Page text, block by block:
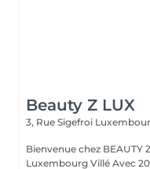
Beauty Z LUX
3, Rue Sigefroi
Bienvenue chez BEAUTY
Luxembourg Villé Avec 20 ans d'expérience en Russie et en